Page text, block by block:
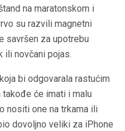
na maratonskom i
su razvili magnetni
savršen za upotrebu
ili novčani pojas.
bi odgovarala rastućim
će imati i malu
nositi one na trkama ili
dovoljno veliki za iPhone